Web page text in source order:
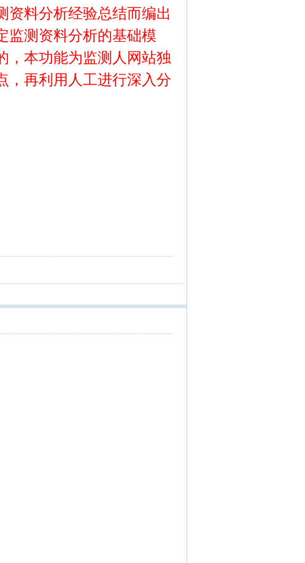
资料分析经验总结而编出
监测资料分析的基础模
，本功能为监测人网站独
，再利用人工进行深入分